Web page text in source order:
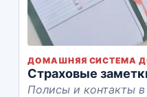
ДОМАШНЯЯ СИСТЕМА
Страховые
Полисы и контакты